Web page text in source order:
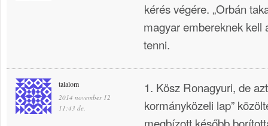
kérés végére. „Orbán
magyar embereknek kell
tenni.
talalom
2014 november 12
11:43 de.
1. Kösz Ronagyuri, de
kormányközeli lap”
megbízott később